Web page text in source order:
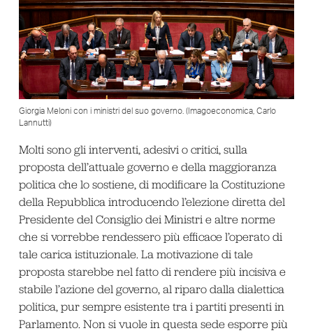
Giorgia Meloni con i ministri del suo governo. (Imagoeconomica, Carlo
Lannutti)
Molti sono gli interventi, adesivi o critici, sulla
proposta dell’attuale governo e della maggioranza
politica che lo sostiene, di modificare la Costituzione
della Repubblica introducendo l’elezione diretta del
Presidente del Consiglio dei Ministri e altre norme
che si vorrebbe rendessero più efficace l’operato di
tale carica istituzionale. La motivazione di tale
proposta starebbe nel fatto di rendere più incisiva e
stabile l’azione del governo, al riparo dalla dialettica
politica, pur sempre esistente tra i partiti presenti in
Parlamento. Non si vuole in questa sede esporre più